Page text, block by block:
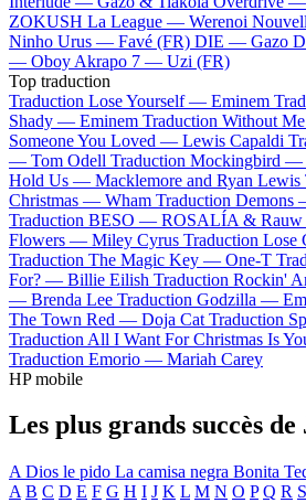
ZOKUSH La League — Werenoi
Ninho Urus — Favé (FR) DIE — Gazo
— Oboy Akrapo 7 — Uzi (FR)
Top traduction
Traduction Lose Yourself — Eminem
Shady — Eminem Traduction Without
Someone You Loved — Lewis Capaldi
— Tom Odell Traduction Mockingbird —
Hold Us — Macklemore and Ryan Lewis
Christmas — Wham Traduction Demons
Traduction BESO — ROSALÍA & Rauw
Flowers — Miley Cyrus Traduction
Traduction The Magic Key — One-T
For? — Billie Eilish Traduction Rockin'
— Brenda Lee Traduction Godzilla —
The Town Red — Doja Cat Traduction
Traduction All I Want For Christmas Is
Traduction Emorio — Mariah Carey
HP mobile
Les plus grands succès de
A Dios le pido La camisa negra Bonita
A B C D E F G H I J K L M N O P Q R S